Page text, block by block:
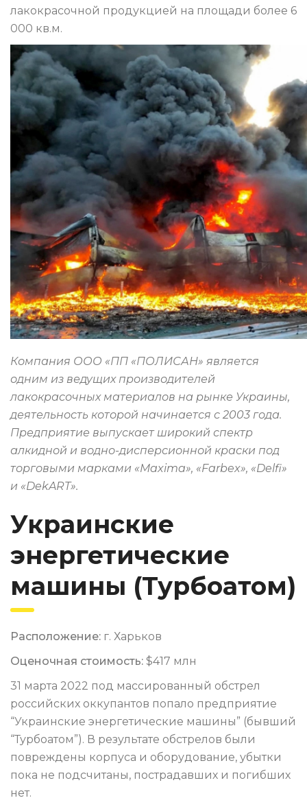
лакокрасочной продукцией на площади более 6
000 кв.м.
Компания ООО «ПП «ПОЛИСАН» является
одним из ведущих производителей
лакокрасочных материалов на рынке Украины,
деятельность которой начинается с 2003 года.
Предприятие выпускает широкий спектр
алкидной и водно-дисперсионной краски под
торговыми марками «Maxima», «Farbex», «Delfi»
и «DekART».
Украинские
энергетические
машины (Турбоатом)
Расположение: г. Харьков
Оценочная стоимость: $417 млн
31 марта 2022 под массированный обстрел
российских оккупантов попало предприятие
“Украинские энергетические машины” (бывший
“Турбоатом”). В результате обстрелов были
повреждены корпуса и оборудование, убытки
пока не подсчитаны, пострадавших и погибших
нет.